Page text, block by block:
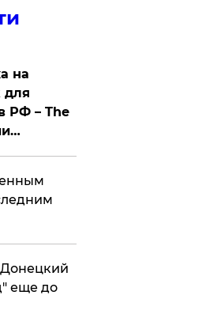
на
для
РФ – The
еще до